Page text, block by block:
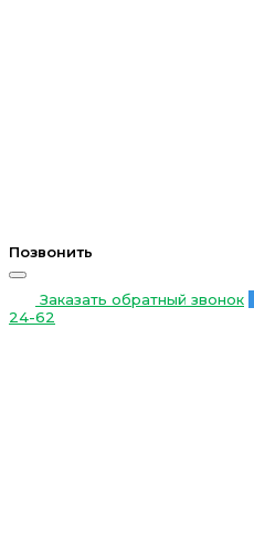
Позвонить
Заказать обратный звонок
24-62